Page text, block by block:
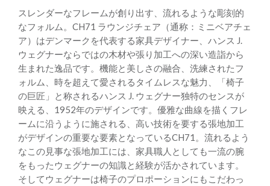
スレンダーなフレームが創り出す、流れるような彫刻的
なフォルム。CH71 ラウンジチェア（通称：ミニベアチェ
ア）はデンマークを代表する家具デザイナー、ハンス J.
ウェグナーならではの木材や張り加工への深い造詣から
生まれた逸品です。機能と美しさの融合、洗練されたフ
ォルム、時を超えて愛されるタイムレスな魅力、「椅子
の巨匠」と称されるハンス J. ウェグナー独特のセンスが
映える、1952年のデザインです。優雅な曲線を描くフレ
ームに沿うように施される、高い技術を要する張地加工
がデザインの重要な要素となっているCH71。流れるよう
なこの見事な張地加工には、家具職人としても一流の腕
をもったウェグナーの知識と経験が活かされています。
そしてウェグナーは椅子のプロポーションにもこだわっ